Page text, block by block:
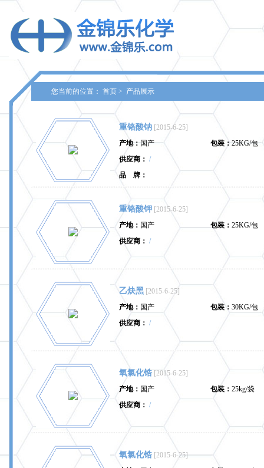
您当前的位置： 首页 > 产品展示
重铬酸钠 [2015-6-25]
产地：国产 包装：25KG/包
供应商： /
品 牌：
重铬酸钾 [2015-6-25]
产地： 国产 包装： 25KG/包
供应商： /
乙炔黑 [2015-6-25]
产地： 国产 包装： 30KG/包
供应商： /
氧氯化锆 [2015-6-25]
产地： 国产 包装： 25kg/袋
供应商： /
氧氯化锆 [2015-6-25]